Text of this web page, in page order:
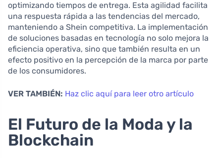
optimizando tiempos de entrega. Esta agilidad facilita
una respuesta rápida a las tendencias del mercado,
manteniendo a Shein competitiva. La implementación
de soluciones basadas en tecnología no solo mejora la
eficiencia operativa, sino que también resulta en un
efecto positivo en la percepción de la marca por parte
de los consumidores.
VER TAMBIÉN: Haz clic aquí para leer otro artículo
El Futuro de la Moda y la
Blockchain